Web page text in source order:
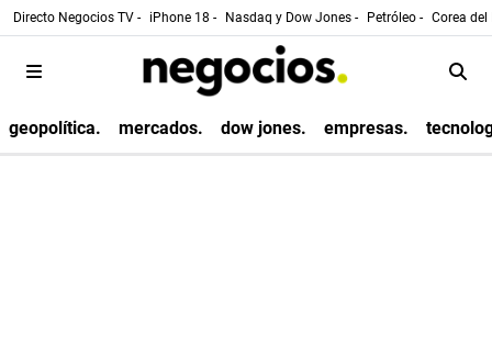
Directo Negocios TV - iPhone 18 - Nasdaq y Dow Jones - Petróleo - Corea
geopolítica. mercados. dow jones. empresas.